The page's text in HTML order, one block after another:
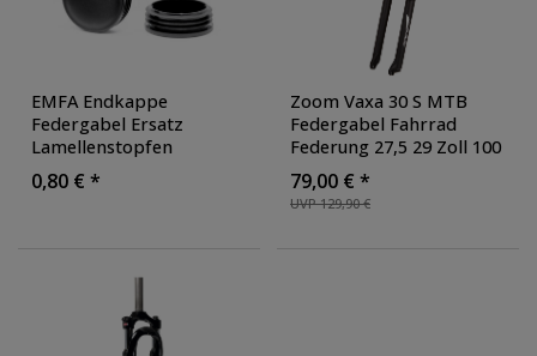
EMFA Endkappe
Federgabel Ersatz
Lamellenstopfen
Rohrstopfen 1" Kappe
Stopfen
0,80 € *
Zoom Vaxa 30 S MTB
Federgabel Fahrrad
Federung 27,5 29 Zoll 100
mm Mountainbike 650B
UVP 129,90 €
79,00 € *